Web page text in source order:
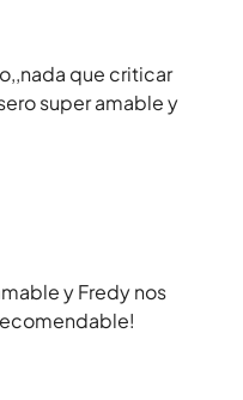
que criticar
super amable y
y Fredy nos